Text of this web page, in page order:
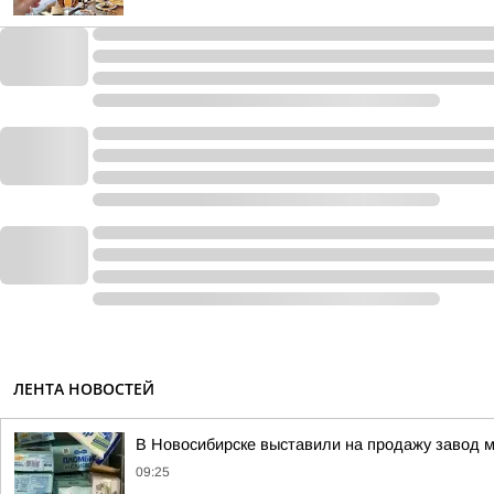
ЛЕНТА НОВОСТЕЙ
В Новосибирске выставили на продажу завод
09:25